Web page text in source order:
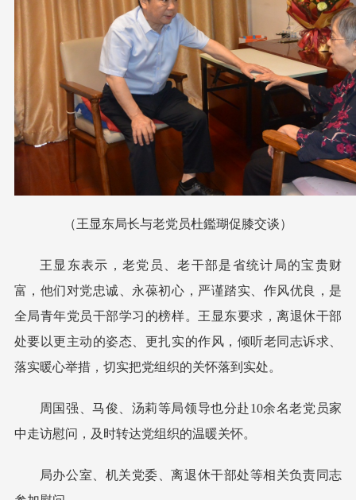
（王显东局长与老党员杜鑑瑚促膝交谈）
王显东表示，老党员、老干部是省统计局的宝贵财
富，他们对党忠诚、永葆初心，严谨踏实、作风优良，是
全局青年党员干部学习的榜样。王显东要求，离退休干部
处要以更主动的姿态、更扎实的作风，倾听老同志诉求、
落实暖心举措，切实把党组织的关怀落到实处。
周国强、马俊、汤莉等局领导也分赴10余名老党员家
中走访慰问，及时转达党组织的温暖关怀。
局办公室、机关党委、离退休干部处等相关负责同志